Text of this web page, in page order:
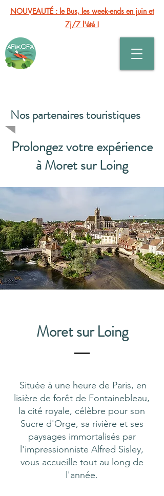
NOUVEAUTÉ : le Bus, les week-ends en juin et
7j/7 l'été !
About Us
Nos partenaires touristiques
Prolongez votre expérience
à Moret sur Loing
Moret sur Loing
Située à une heure de Paris, en
lisière de forêt de Fontainebleau,
la cité royale, célèbre pour son
Sucre d'Orge, sa rivière et ses
paysages immortalisés par
l'impressionniste Alfred Sisley,
vous accueille tout au long de
l'année.